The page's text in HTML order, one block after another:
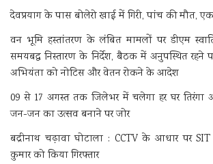
देवप्रयाग के पास बोलेरो खाई में गिरी, पांच की मौत,
वन भूमि हस्तांतरण के लंबित मामलों पर डीएम
समयबद्ध निस्तारण के निर्देश, बैठक में अनुपस्थित रहने
अभियंता को नोटिस और वेतन रोकने के आदेश
09 से 17 अगस्त तक जिलेभर में चलेगा हर घर तिरंगा
जन-जन का उत्सव बनाने पर जोर
बद्रीनाथ चढ़ावा घोटाला : CCTV के आधार पर
कुमार को किया गिरफ्तार